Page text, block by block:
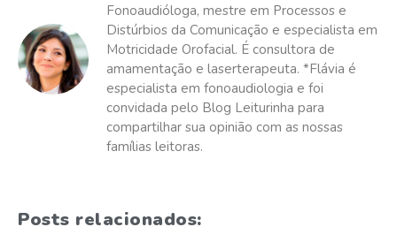
Fonoaudióloga, mestre em Processos e
Distúrbios da Comunicação e especialista em
Motricidade Orofacial. É consultora de
amamentação e laserterapeuta. *Flávia é
especialista em fonoaudiologia e foi
convidada pelo Blog Leiturinha para
compartilhar sua opinião com as nossas
famílias leitoras.
Posts relacionados: